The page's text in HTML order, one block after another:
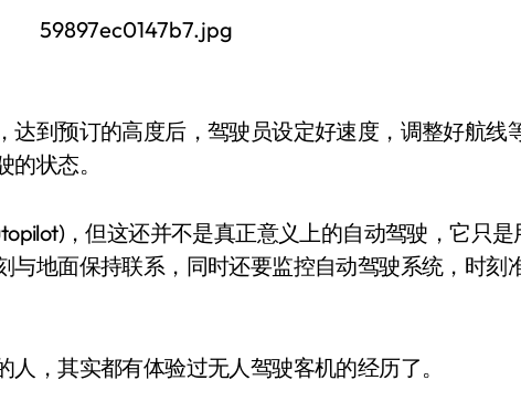
达到预订的高度后，驾驶员设定好速度，调整好航线
状态。
，但这还并不是真正意义上的自动驾驶，它只是
与地面保持联系，同时还要监控自动驾驶系统，时刻
，其实都有体验过无人驾驶客机的经历了。